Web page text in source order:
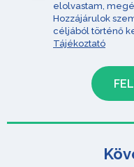
elolvastam,
Hozzájárulok
céljából történő
Tájékoztató